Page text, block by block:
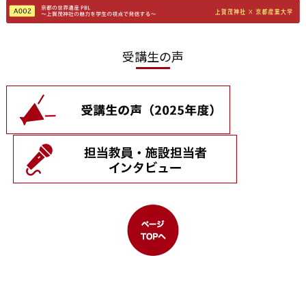
受講生の声